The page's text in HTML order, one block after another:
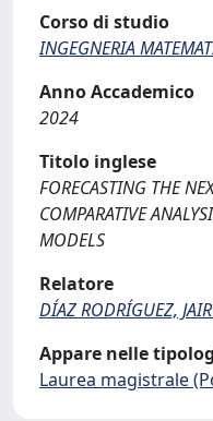
Corso di studio
INGEGNERIA
Anno Accademico
2024
Titolo inglese
FORECASTING THE
COMPARATIVE
MODELS
Relatore
DÍAZ RODRÍGUEZ,
Appare nelle
Laurea magistrale